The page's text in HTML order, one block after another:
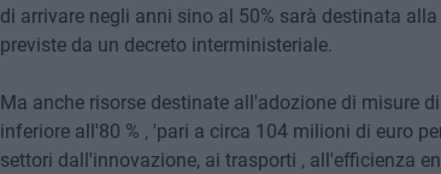
di arrivare negli anni sino al 50% sarà destinata
previste da un decreto interministeriale.
Ma anche risorse destinate all'adozione di misure
inferiore all'80 % , 'pari a circa 104 milioni di euro
settori dall'innovazione, ai trasporti , all'efficienza